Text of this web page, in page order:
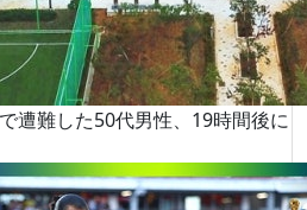
遭難した50代男性、19時間後に